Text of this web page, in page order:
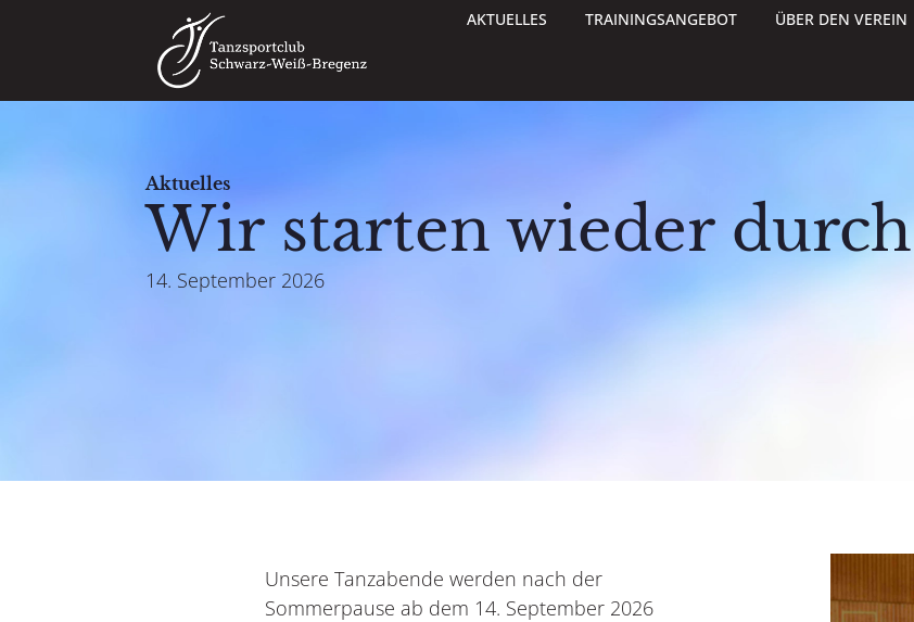
AKTUELLES TRAININGSANGEBOT ÜBER DEN VEREIN
Aktuelles
Wir starten wieder durch
14. September 2026
Unsere Tanzabende werden nach der
Sommerpause ab dem 14. September 2026